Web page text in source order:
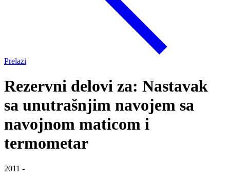
Prelazi
Rezervni delovi za: Nastavak
sa unutrašnjim navojem sa
navojnom maticom i
termometar
2011 -